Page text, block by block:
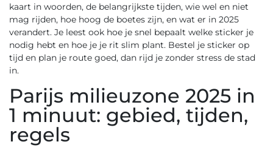
kaart in woorden, de belangrijkste tijden, wie wel en niet
mag rijden, hoe hoog de boetes zijn, en wat er in 2025
verandert. Je leest ook hoe je snel bepaalt welke sticker je
nodig hebt en hoe je je rit slim plant. Bestel je sticker op
tijd en plan je route goed, dan rijd je zonder stress de stad
in.
Parijs milieuzone 2025 in
1 minuut: gebied, tijden,
regels